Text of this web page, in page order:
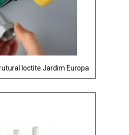
loctite Jardim Europa